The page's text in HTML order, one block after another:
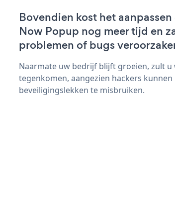
Bovendien kost het
Now Popup nog meer tijd en
problemen of bugs
Naarmate uw bedrijf blijft groeien, zult
tegenkomen, aangezien hackers
beveiligingslekken te misbruiken.